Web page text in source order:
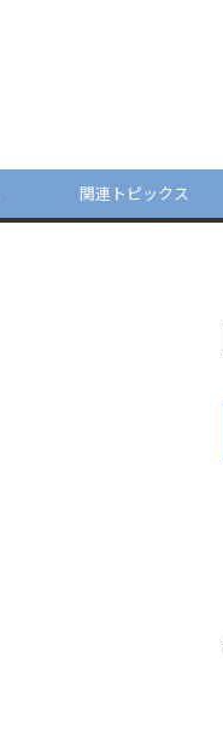
関連トピックス